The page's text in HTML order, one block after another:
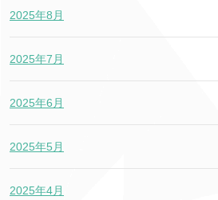
2025年8月
2025年7月
2025年6月
2025年5月
2025年4月